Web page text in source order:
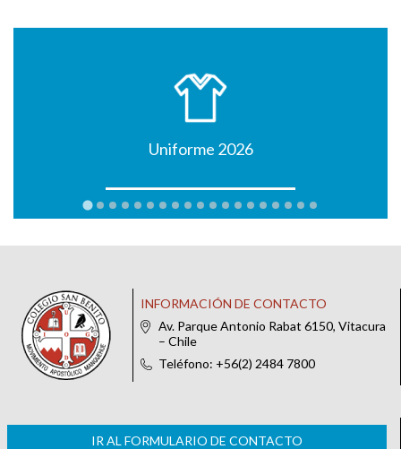
Uniforme 2026
INFORMACIÓN DE CONTACTO
Av. Parque Antonio Rabat 6150, Vitacura
– Chile
Teléfono: +56(2) 2484 7800
IR AL FORMULARIO DE CONTACTO